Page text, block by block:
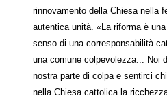
rinnovamento della Chiesa nella
autentica unità. «La riforma è
senso di una corresponsabilità
una comune colpevolezza... Noi
nostra parte di colpa e sentirci
nella Chiesa cattolica la